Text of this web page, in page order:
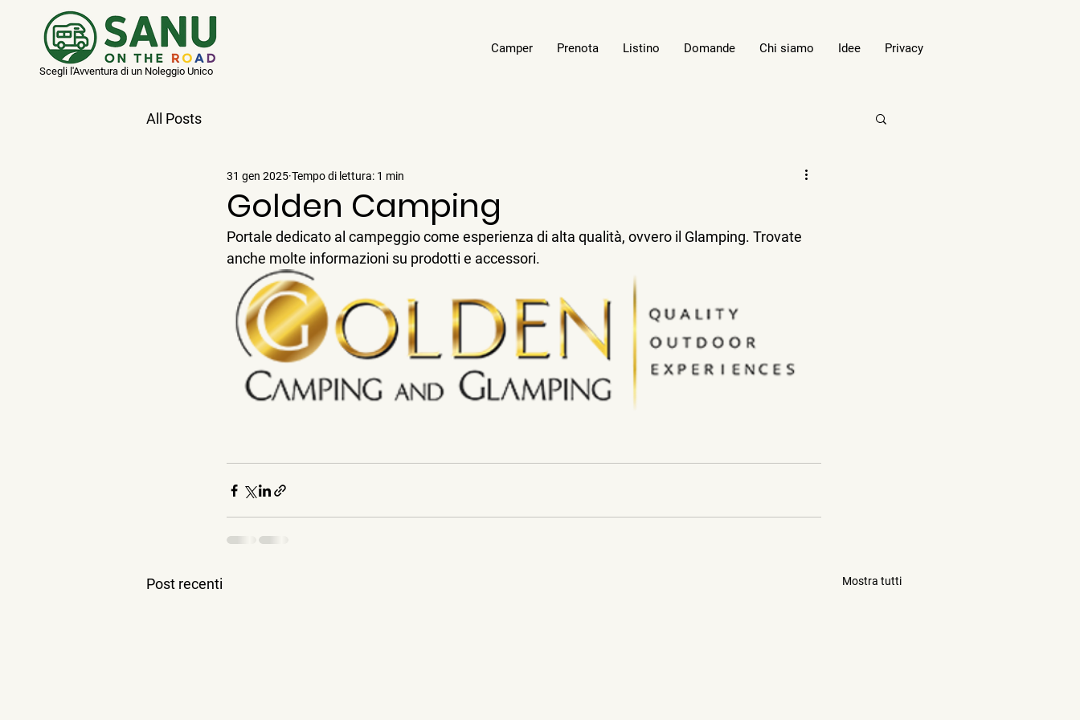
Scegli l'Avventura di un Noleggio Unico
Camper Prenota Listino Domande Chi siamo Idee Privacy
All Posts
Golden Camping
31 gen 2025 Tempo di lettura: 1 min
Portale dedicato al campeggio come esperienza di alta qualità, ovvero il Glamping. Trovate
anche molte informazioni su prodotti e accessori.
Post recenti Mostra tutti